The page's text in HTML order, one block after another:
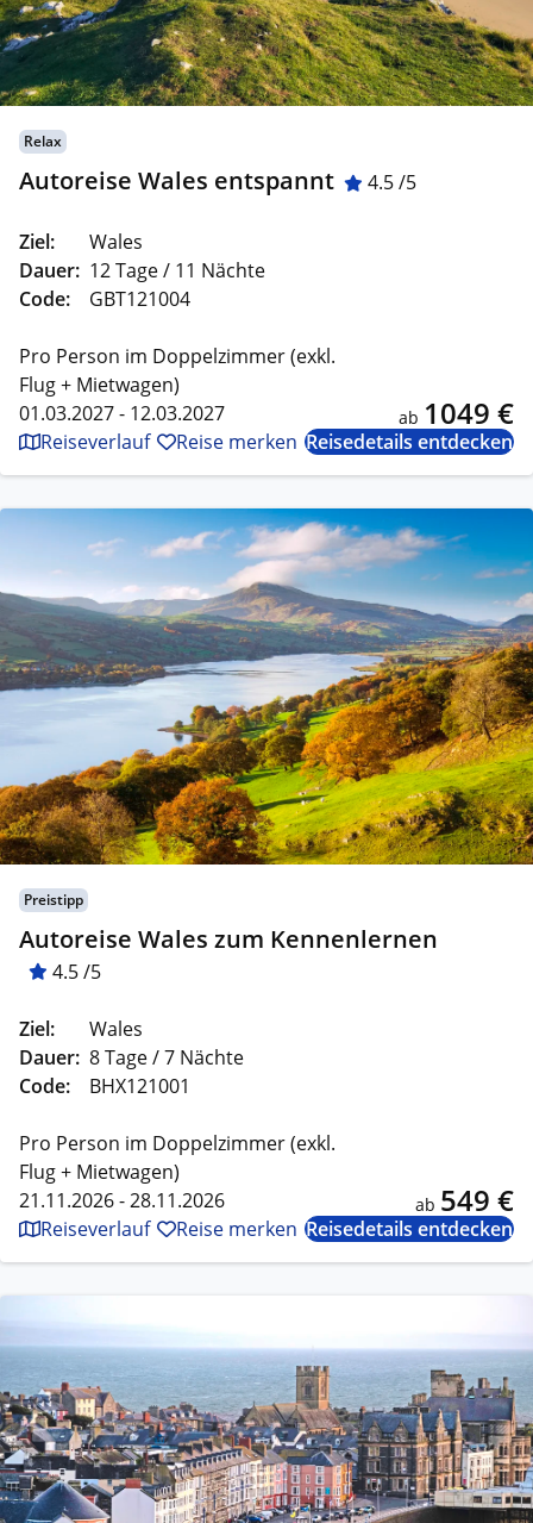
Relax
Autoreise Wales entspannt 4.5 /5
Ziel:
Wales
Dauer: 12 Tage / 11 Nächte
Code:
GBT121004
Pro Person im Doppelzimmer (exkl.
Flug + Mietwagen)
01.03.2027 - 12.03.2027
ab 1049 €
Reiseverlauf Reise merken Reisedetails entdecken
Preistipp
Autoreise Wales zum Kennenlernen
4.5 /5
Ziel:
Wales
Dauer: 8 Tage / 7 Nächte
Code:
BHX121001
Pro Person im Doppelzimmer (exkl.
Flug + Mietwagen)
21.11.2026 - 28.11.2026
ab 549 €
Reiseverlauf Reise merken Reisedetails entdecken